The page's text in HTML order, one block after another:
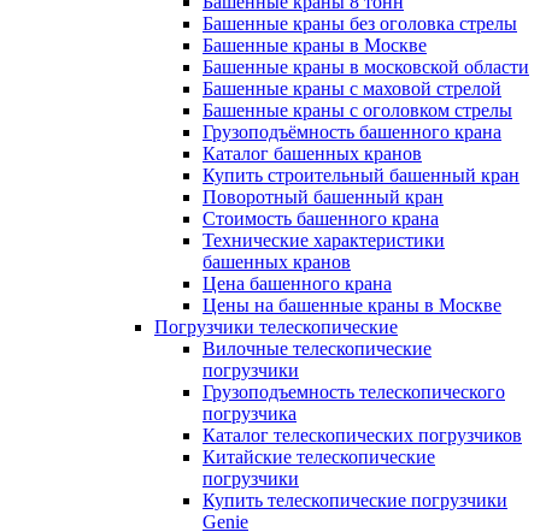
Башенные краны без оголовка стрелы
Башенные краны в Москве
Башенные краны в московской области
Башенные краны с маховой стрелой
Башенные краны с оголовком стрелы
Грузоподъёмность башенного крана
Каталог башенных кранов
Купить строительный башенный кран
Поворотный башенный кран
Стоимость башенного крана
Технические характеристики
башенных кранов
Цена башенного крана
Цены на башенные краны в Москве
Погрузчики телескопические
Вилочные телескопические
погрузчики
Грузоподъемность телескопического
погрузчика
Каталог телескопических погрузчиков
Китайские телескопические
погрузчики
Купить телескопические погрузчики
Genie